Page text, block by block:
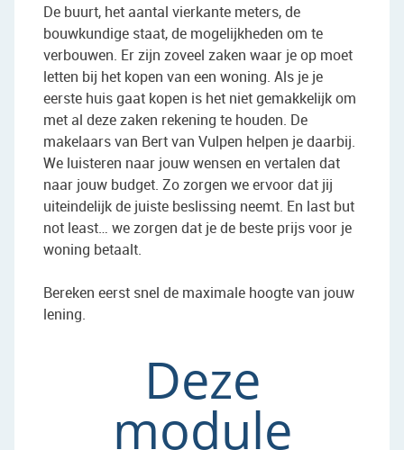
De buurt, het aantal vierkante meters, de
bouwkundige staat, de mogelijkheden om te
verbouwen. Er zijn zoveel zaken waar je op moet
letten bij het kopen van een woning. Als je je
eerste huis gaat kopen is het niet gemakkelijk om
met al deze zaken rekening te houden. De
makelaars van Bert van Vulpen helpen je daarbij.
We luisteren naar jouw wensen en vertalen dat
naar jouw budget. Zo zorgen we ervoor dat jij
uiteindelijk de juiste beslissing neemt. En last but
not least… we zorgen dat je de beste prijs voor je
woning betaalt.
Bereken eerst snel de maximale hoogte van jouw
lening.